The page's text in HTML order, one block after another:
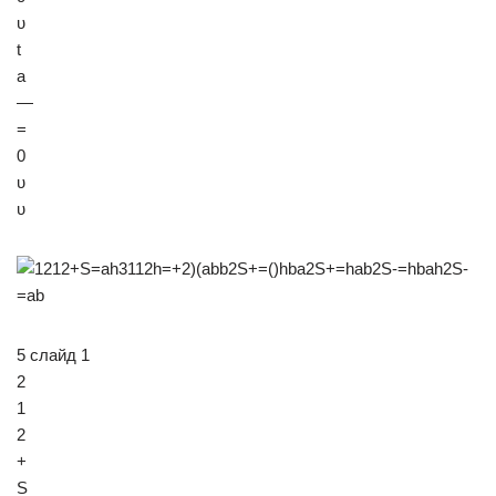
υ
t
a
—
=
0
υ
υ
5 слайд 1
2
1
2
+
S